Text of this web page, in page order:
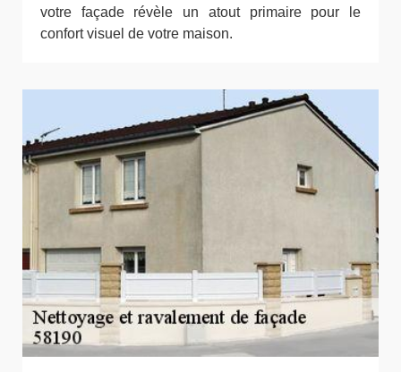
votre façade révèle un atout primaire pour le
confort visuel de votre maison.